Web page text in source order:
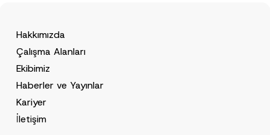
Hakkımızda
Çalışma Alanları
Ekibimiz
Haberler ve Yayınlar
Kariyer
İletişim